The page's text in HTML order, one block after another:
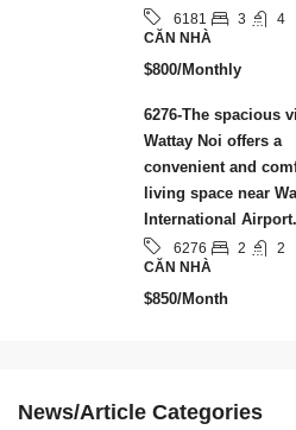
6181 3
4
CĂN NHÀ
$800/Monthly
6276-The spacious
Wattay Noi offers a
convenient and
living space near
International Airport.
6276 2
2
CĂN NHÀ
$850/Month
News/Article Categories